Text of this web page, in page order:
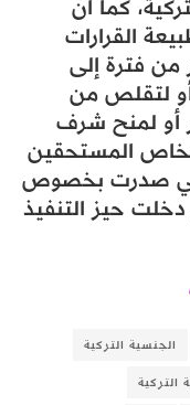
القرارات
من فترة إلى
لتقلص من
أو لمنح شرف
المستحقين
صدرت بخصوص
حيز التنفيذ
الجنسية التركية